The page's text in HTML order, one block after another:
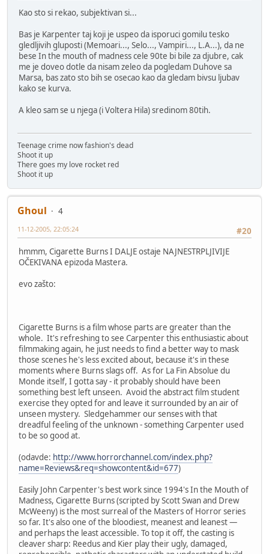
Kao sto si rekao, subjektivan si...
Bas je Karpenter taj koji je uspeo da isporuci gomilu tesko
gledljivih gluposti (Memoari..., Selo..., Vampiri..., L.A...), da ne
bese In the mouth of madness cele 90te bi bile za djubre, cak
me je doveo dotle da nisam zeleo da pogledam Duhove sa
Marsa, bas zato sto bih se osecao kao da gledam bivsu ljubav
kako se kurva.
A kleo sam se u njega (i Voltera Hila) sredinom 80tih.
Teenage crime now fashion's dead
Shoot it up
There goes my love rocket red
Shoot it up
Ghoul
4
#20
11-12-2005, 22:05:24
hmmm, Cigarette Burns I DALJE ostaje NAJNESTRPLJIVIJE
OČEKIVANA epizoda Mastera.
evo zašto:
Cigarette Burns is a film whose parts are greater than the
whole. It's refreshing to see Carpenter this enthusiastic about
filmmaking again, he just needs to find a better way to mask
those scenes he's less excited about, because it's in these
moments where Burns slags off. As for La Fin Absolue du
Monde itself, I gotta say - it probably should have been
something best left unseen. Avoid the abstract film student
exercise they opted for and leave it surrounded by an air of
unseen mystery. Sledgehammer our senses with that
dreadful feeling of the unknown - something Carpenter used
to be so good at.
(odavde: http://www.horrorchannel.com/index.php?
name=Reviews&req=showcontent&id=677)
Easily John Carpenter's best work since 1994's In the Mouth of
Madness, Cigarette Burns (scripted by Scott Swan and Drew
McWeeny) is the most surreal of the Masters of Horror series
so far. It's also one of the bloodiest, meanest and leanest —
and perhaps the least accessible. To top it off, the casting is
cleaver sharp: Reedus and Kier play their ugly, damaged,